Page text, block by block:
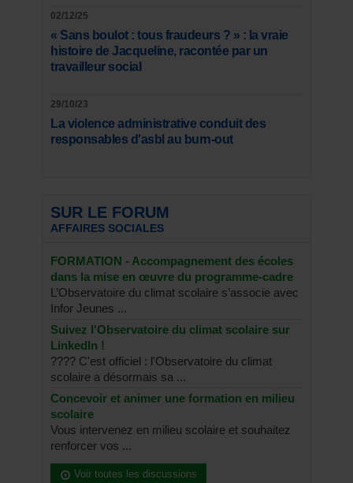
02/12/25
« Sans boulot : tous fraudeurs ? » : la vraie
histoire de Jacqueline, racontée par un
travailleur social
29/10/23
La violence administrative conduit des
responsables d'asbl au burn-out
SUR LE FORUM
AFFAIRES SOCIALES
FORMATION - Accompagnement des écoles
dans la mise en œuvre du programme-cadre
L’Observatoire du climat scolaire s’associe avec
Infor Jeunes ...
Suivez l'Observatoire du climat scolaire sur
LinkedIn !
???? C'est officiel : l'Observatoire du climat
scolaire a désormais sa ...
Concevoir et animer une formation en milieu
scolaire
Vous intervenez en milieu scolaire et souhaitez
renforcer vos ...
Voir toutes les discussions